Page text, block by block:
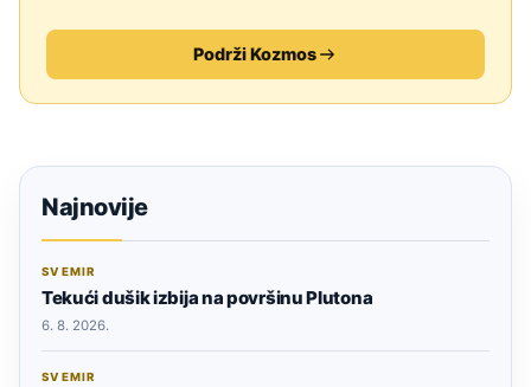
Podrži Kozmos
Najnovije
SVEMIR
Tekući dušik izbija na površinu Plutona
6. 8. 2026.
SVEMIR